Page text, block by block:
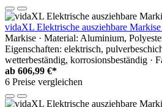
vidaXL Elektrische ausziehbare
Markise · Material: Aluminium,
Eigenschaften: elektrisch,
wetterbeständig, korrosionsbeständig ·
ab 606,99 €*
6 Preise vergleichen